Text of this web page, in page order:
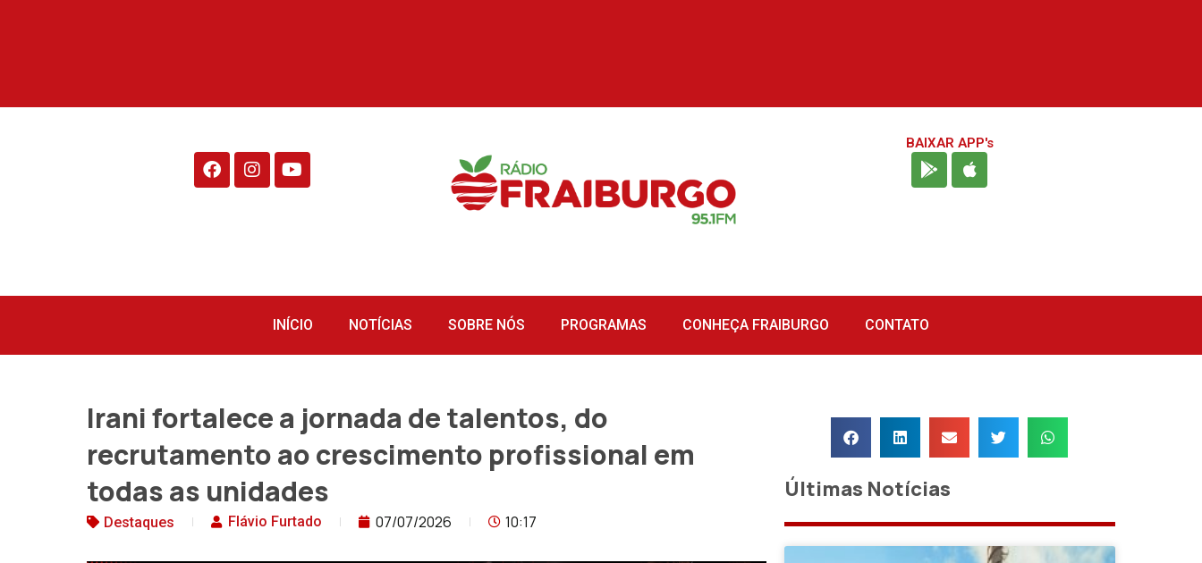
BAIXAR APP's
INÍCIO NOTÍCIAS SOBRE NÓS PROGRAMAS CONHEÇA FRAIBURGO CONTATO
Irani fortalece a jornada de talentos, do
recrutamento ao crescimento profissional em
todas as unidades
Destaques Flávio Furtado 07/07/2026 10:17
Últimas Notícias